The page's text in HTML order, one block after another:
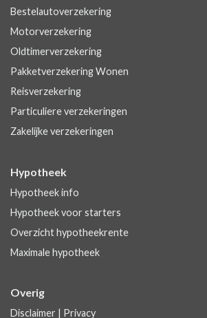
Bestelautoverzekering
Motorverzekering
Oldtimerverzekering
Pakketverzekering Wonen
Reisverzekering
Particuliere verzekeringen
Zakelijke verzekeringen
Hypotheek
Hypotheek info
Hypotheek voor starters
Overzicht hypotheekrente
Maximale hypotheek
Overig
Disclaimer | Privacy